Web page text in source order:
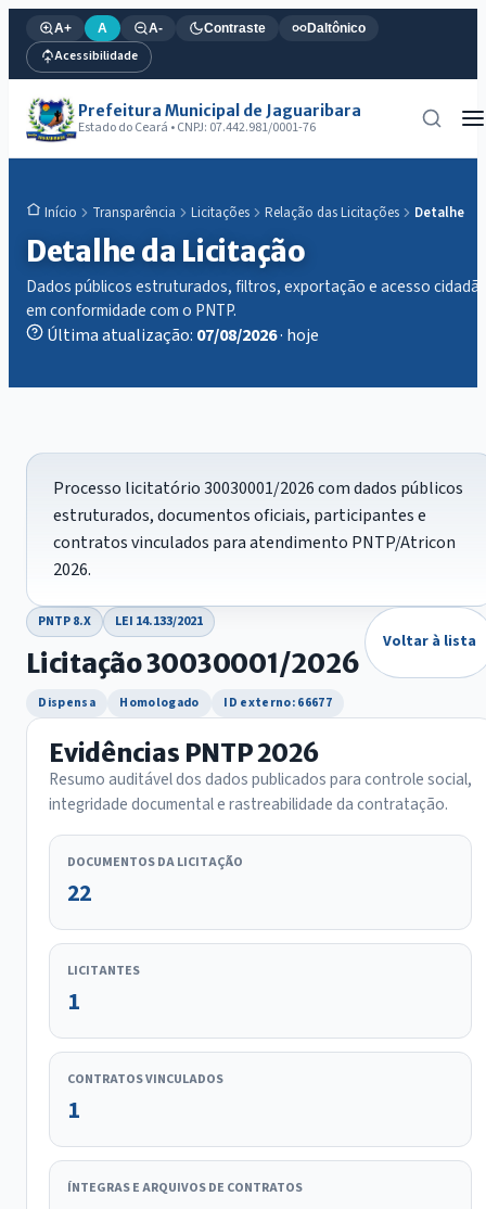
A+ A A- Contraste Daltônico
Acessibilidade
Prefeitura Municipal de Jaguaribara
Estado do Ceará • CNPJ: 07.442.981/0001-76
Início Transparência Licitações Relação das Licitações Detalhe
Detalhe da Licitação
Dados públicos estruturados, filtros, exportação e acesso
em conformidade com o PNTP.
Última atualização: 07/08/2026· hoje
Processo licitatório 30030001/2026 com dados públicos
estruturados, documentos oficiais, participantes e
contratos vinculados para atendimento PNTP/Atricon
2026.
PNTP 8.X LEI 14.133/2021
Licitação 30030001/2026
Dispensa Homologado ID externo: 66677
Voltar à lista
Evidências PNTP 2026
Resumo auditável dos dados publicados para controle social,
integridade documental e rastreabilidade da contratação.
DOCUMENTOS DA LICITAÇÃO
22
LICITANTES
1
CONTRATOS VINCULADOS
1
ÍNTEGRAS E ARQUIVOS DE CONTRATOS